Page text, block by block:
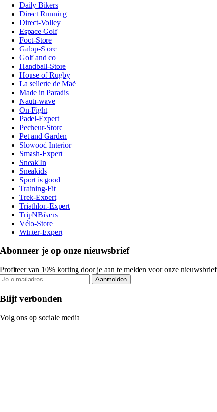
Daily Bikers
Direct Running
Direct-Volley
Espace Golf
Foot-Store
Galop-Store
Golf and co
Handball-Store
House of Rugby
La sellerie de Maé
Made in Paradis
Nauti-wave
On-Fight
Padel-Expert
Pecheur-Store
Pet and Garden
Slowood Interior
Smash-Expert
Sneak'In
Sneakids
Sport is good
Training-Fit
Trek-Expert
Triathlon-Expert
TripNBikers
Vélo-Store
Winter-Expert
Abonneer je op onze nieuwsbrief
Profiteer van 10% korting door je aan te melden voor onze nieuwsbrief
Aanmelden
Blijf verbonden
Volg ons op sociale media